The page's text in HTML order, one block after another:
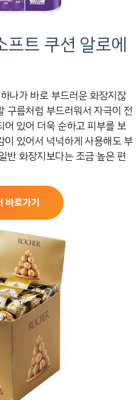
트 쿠션 알로에
나가 바로 부드러운 화장지잖
구름처럼 부드러워서 자극이 전
있어 더욱 순하고 피부를 보
있어서 넉넉하게 사용해도 부
반 화장지보다는 조금 높은 편
바로가기